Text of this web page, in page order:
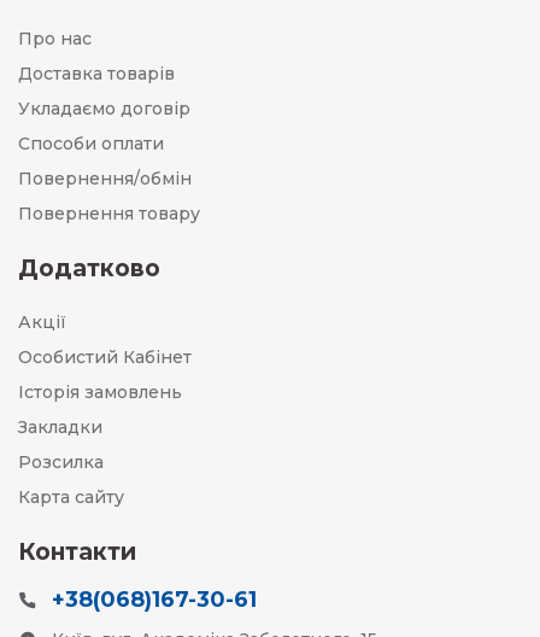
Про нас
Доставка товарів
Укладаємо договір
Способи оплати
Повернення/обмін
Повернення товару
Додатково
Акції
Особистий Кабінет
Історія замовлень
Закладки
Розсилка
Карта сайту
Контакти
+38(068)167-30-61